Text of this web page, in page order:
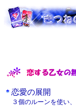
恋愛の展開
３個のルーンを使い、